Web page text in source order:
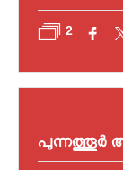
2
പുന്നത്തൂര്‍